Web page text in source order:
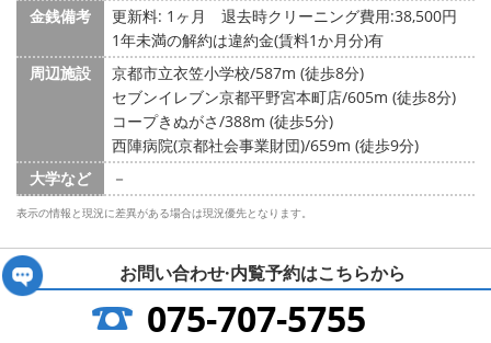
金銭備考
更新料: 1ヶ月
退去時クリーニング費用:38,500円
1年未満の解約は違約金(賃料1か月分)有
周辺施設
京都市立衣笠小学校/587m (徒歩8分)
セブンイレブン京都平野宮本町店/605m (徒歩8分)
コープきぬがさ/388m (徒歩5分)
西陣病院(京都社会事業財団)/659m (徒歩9分)
大学など
－
表示の情報と現況に差異がある場合は現況優先となります。
お問い合わせ·内覧予約はこちらから
075-707-5755